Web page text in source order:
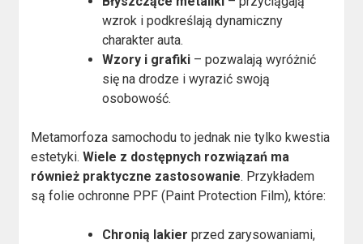
wzrok i podkreślają dynamiczny
charakter auta.
Wzory i grafiki – pozwalają wyróżnić
się na drodze i wyrazić swoją
osobowość.
Metamorfoza samochodu to jednak nie tylko kwestia
estetyki.Wiele z dostępnych rozwiązań ma
również praktyczne zastosowanie. Przykładem
są folie ochronne PPF (Paint Protection Film), które:
Chronią lakier przed zarysowaniami,